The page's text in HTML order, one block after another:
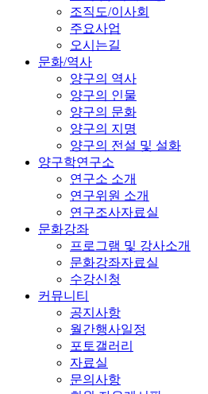
조직도/이사회
주요사업
오시는길
문화/역사
양구의 역사
양구의 인물
양구의 문화
양구의 지명
양구의 전설 및 설화
양구학연구소
연구소 소개
연구위원 소개
연구조사자료실
문화강좌
프로그램 및 강사소개
문화강좌자료실
수강신청
커뮤니티
공지사항
월간행사일정
포토갤러리
자료실
문의사항